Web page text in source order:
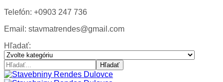
Telefón: +0903 247 736
Email: stavmatrendes@gmail.com
Hľadať:
Hľadať